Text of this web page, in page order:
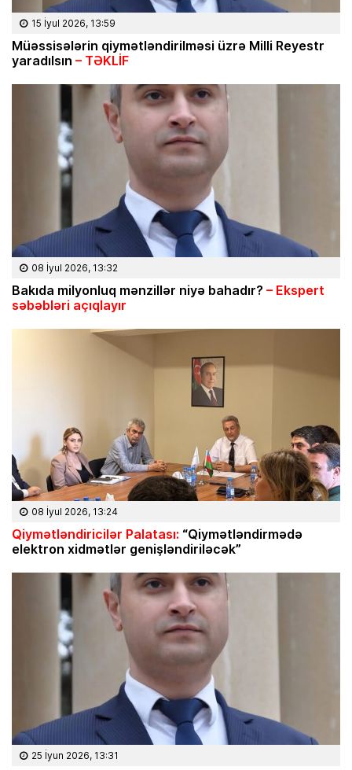
15 İyul 2026, 13:59
Müəssisələrin qiymətləndirilməsi üzrə Milli Reyestr
yaradılsın – TƏKLİF
08 İyul 2026, 13:32
Bakıda milyonluq mənzillər niyə bahadır? – Ekspert
səbəbləri açıqlayır
08 İyul 2026, 13:24
Qiymətləndiricilər Palatası: “Qiymətləndirmədə
elektron xidmətlər genişləndiriləcək”
25 İyun 2026, 13:31